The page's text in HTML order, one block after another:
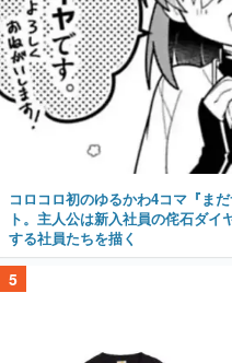
コロコロ初のゆるかわ4コマ『ま
ト。主人公は新入社員の侘石ダ
する社員たちを描く
5